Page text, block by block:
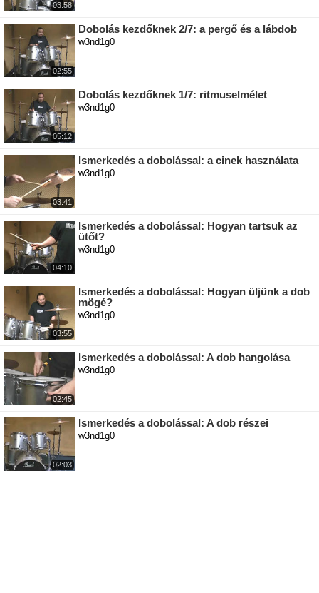
03:58
02:55
Dobolás kezdőknek 2/7: a pergő és a lábdob
w3nd1g0
05:12
Dobolás kezdőknek 1/7: ritmuselmélet
w3nd1g0
03:41
Ismerkedés a dobolással: a cinek használata
w3nd1g0
04:10
Ismerkedés a dobolással: Hogyan tartsuk az
ütőt?
w3nd1g0
03:55
Ismerkedés a dobolással: Hogyan üljünk a dob
mögé?
w3nd1g0
02:45
Ismerkedés a dobolással: A dob hangolása
w3nd1g0
02:03
Ismerkedés a dobolással: A dob részei
w3nd1g0